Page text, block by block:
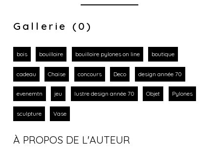
Gallerie (0)
bois bouilloire bouilloire pylones on line boutique
cadeau Chaise concours Deco design année 70
evenemtn jeu lustre design année 70 Objet Pylones
sculpture Vase
À PROPOS DE L'AUTEUR